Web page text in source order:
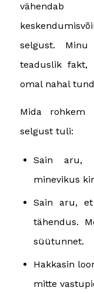
selgust.
teaduslik fakt,
omal nahal
Mida rohkem
selgust tuli:
Sain aru,
minevikus
Sain aru,
tähendus.
süütunnet.
Hakkasin
mitte